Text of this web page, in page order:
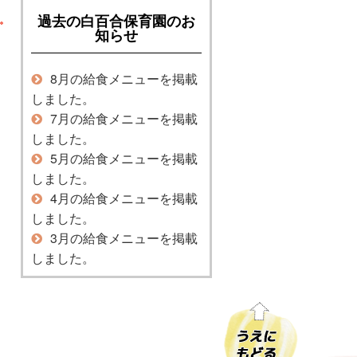
過去の白百合保育園のお
知らせ
8月の給食メニューを掲載
しました。
7月の給食メニューを掲載
しました。
5月の給食メニューを掲載
しました。
4月の給食メニューを掲載
しました。
3月の給食メニューを掲載
しました。